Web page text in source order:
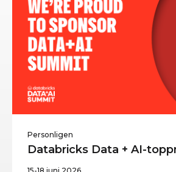
Personligen
Databricks Data + AI-